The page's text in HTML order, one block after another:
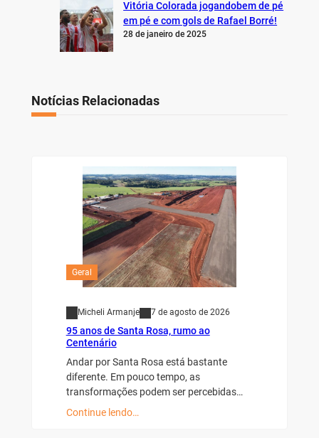
Vitória Colorada jogandobem de pé
em pé e com gols de Rafael Borré!
28 de janeiro de 2025
Notícias Relacionadas
Geral
Micheli Armanje 7 de agosto de 2026
95 anos de Santa Rosa, rumo ao
Centenário
Andar por Santa Rosa está bastante
diferente. Em pouco tempo, as
transformações podem ser percebidas…
Continue lendo…